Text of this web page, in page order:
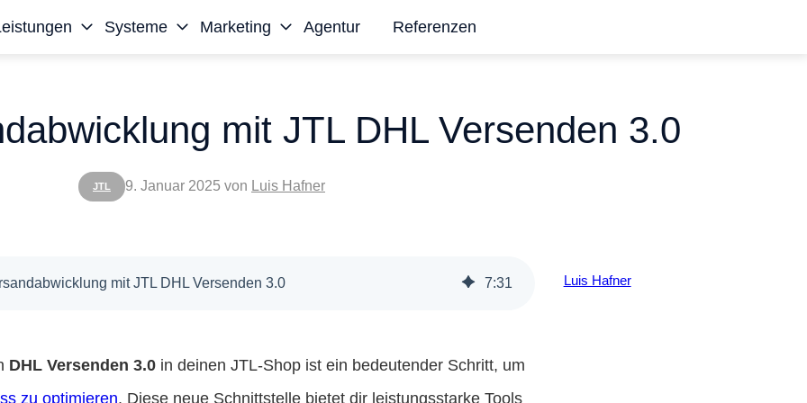
Systeme Marketing Agentur Referenzen
JTL
mit JTL DHL Versenden 3.0
9. Januar 2025 von Luis Hafner
mit JTL DHL Versenden 3.0 7:31
DHL Versenden 3.0 in deinen JTL-Shop ist ein bedeutender Schritt, um
zu optimieren. Diese neue Schnittstelle bietet dir leistungsstarke Tools
Luis Hafner